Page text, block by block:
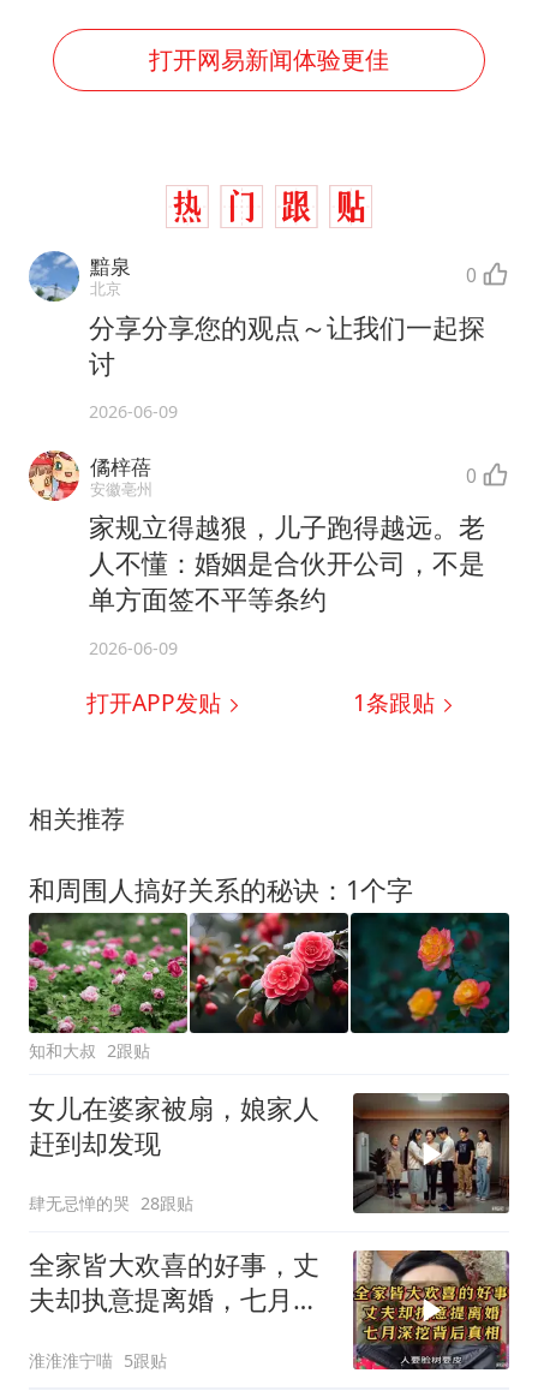
打开网易新闻体验更佳
黯泉
北京 0
分享分享您的观点～让我们一起探
讨
2026-06-09
僪梓蓓
安徽亳州 0
家规立得越狠，儿子跑得越远。老
人不懂：婚姻是合伙开公司，不是
单方面签不平等条约
2026-06-09
打开APP发贴 1条跟贴
相关推荐
和周围人搞好关系的秘诀：1个字
知和大叔 2跟贴
女儿在婆家被扇，娘家人
赶到却发现
肆无忌惮的哭 28跟贴
全家皆大欢喜的好事，丈
夫却执意提离婚，七月深
淮淮淮宁喵 5跟贴